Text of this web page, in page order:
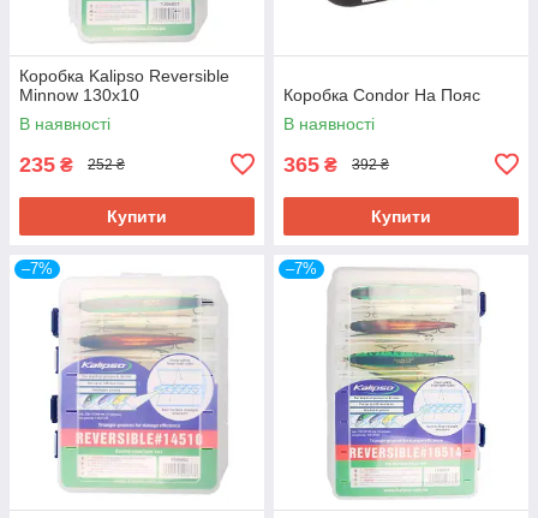
Коробка Kalipso Reversible
Minnow 130х10
В наявності
235 ₴ 252 ₴
Купити
Коробка Condor На Пояс
В наявності
365 ₴ 392 ₴
Купити
–7% –7%